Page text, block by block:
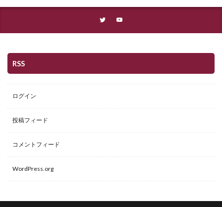
RSS
ログイン
投稿フィード
コメントフィード
WordPress.org